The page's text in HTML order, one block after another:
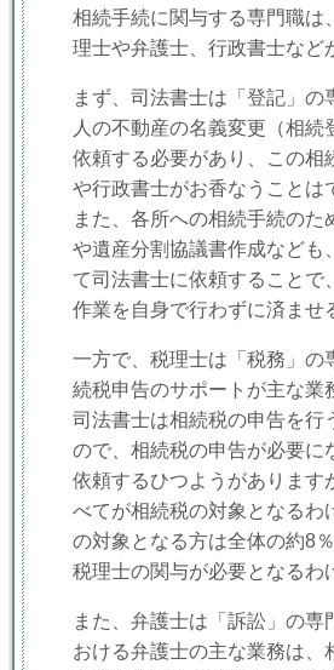
相続手続に関与する専門職は
理士や弁護士、行政書士など
まず、司法書士は「登記」の
人の不動産の名義変更（相続
依頼する必要があり、この相
や行政書士がお香なうことは
また、各所への相続手続のた
や遺産分割協議書作成なども
て司法書士に依頼することで
作業を自身で行わずに済ませ
一方で、税理士は「税務」の
続税申告のサポートが主な業
司法書士は相続税の申告を行
ので、相続税の申告が必要に
依頼するひつようがあります
べてが相続税の対象となるわ
の対象となる方は全体の約8
税理士の関与が必要となるわ
また、 弁護士は「訴訟」の専
おける弁護士の主な業務は、